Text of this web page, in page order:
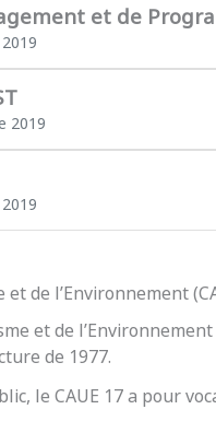
et de
2019
de l’Environnement
et de
de 1977.
le CAUE 17 a pour